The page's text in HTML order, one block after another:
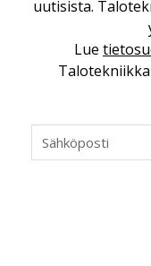
Consti
uutisista.
Lue